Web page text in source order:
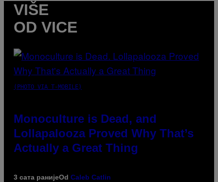
VIŠE
OD VICE
(PHOTO VIA T-MOBILE)
Monoculture is Dead, and
Lollapalooza Proved Why That’s
Actually a Great Thing
3 сата ранијеOd Caleb Catlin